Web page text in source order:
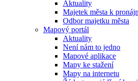
Aktuality
Majetek města k
Odbor majetku města
Mapový portál
Aktuality
Není nám to jedno
Mapové aplikace
Mapy ke stažení
Mapy na internetu